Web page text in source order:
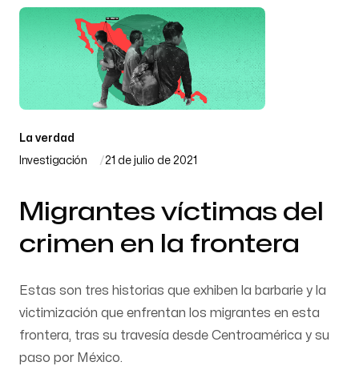
La verdad
Investigación 21 de julio de 2021
Migrantes víctimas del
crimen en la frontera
Estas son tres historias que exhiben la barbarie y la
victimización que enfrentan los migrantes en esta
frontera, tras su travesía desde Centroamérica y su
paso por México.